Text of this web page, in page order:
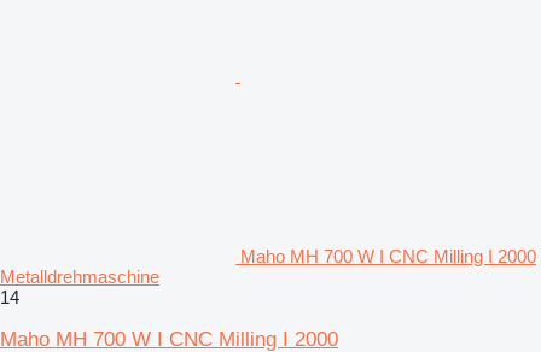
Maho MH 700 W I CNC Milling I 2000
Metalldrehmaschine
14
Maho MH 700 W I CNC Milling I 2000